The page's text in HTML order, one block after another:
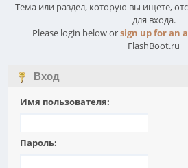
Тема или раздел, которую вы ищете,
для входа.
Please login below orsign up for an
FlashBoot.ru
Вход
Имя пользователя:
Пароль: